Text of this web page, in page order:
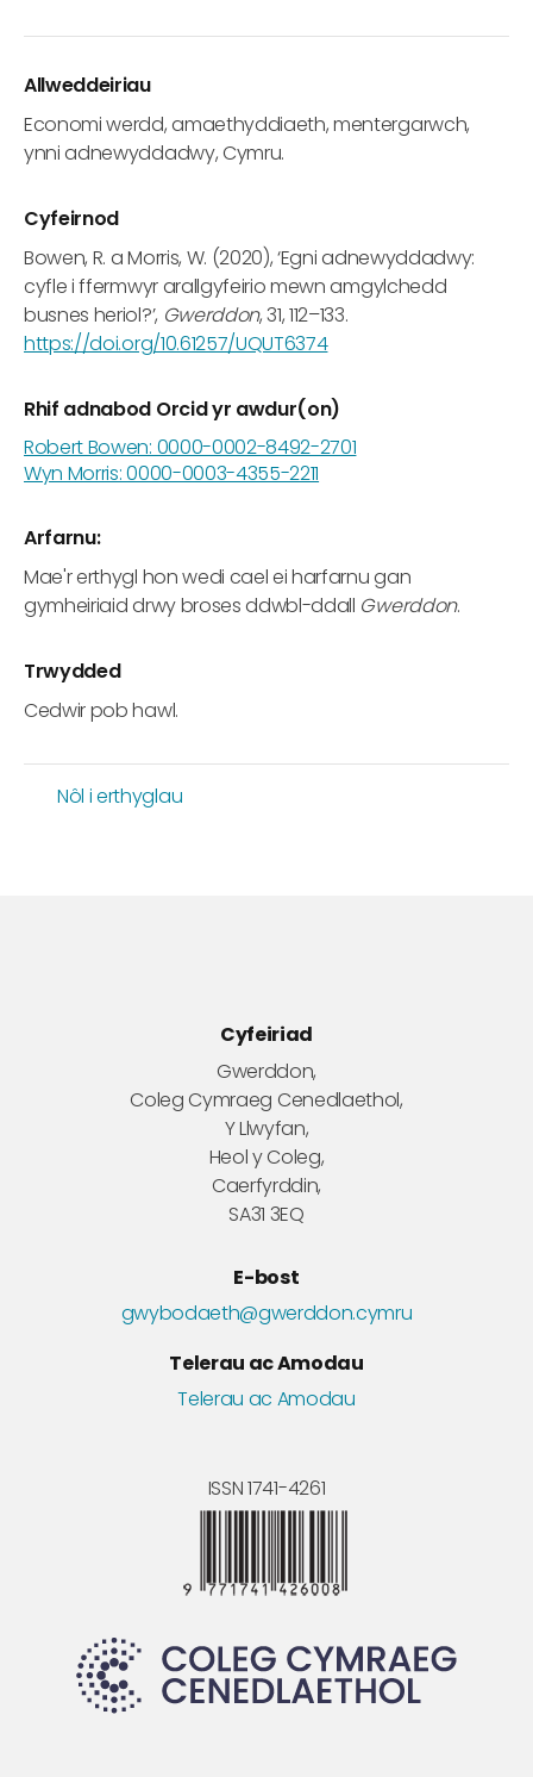
Allweddeiriau
Economi werdd, amaethyddiaeth, mentergarwch,
ynni adnewyddadwy, Cymru.
Cyfeirnod
Bowen, R. a Morris, W. (2020), ‘Egni adnewyddadwy:
cyfle i ffermwyr arallgyfeirio mewn amgylchedd
busnes heriol?’, Gwerddon, 31, 112–133.
https://doi.org/10.61257/UQUT6374
Rhif adnabod Orcid yr awdur(on)
Robert Bowen: 0000-0002-8492-2701
Wyn Morris: 0000-0003-4355-2211
Arfarnu:
Mae'r erthygl hon wedi cael ei harfarnu gan
gymheiriaid drwy broses ddwbl-ddall Gwerddon.
Trwydded
Cedwir pob hawl.
Nôl i erthyglau
Cyfeiriad
Gwerddon,
Coleg Cymraeg Cenedlaethol,
Y Llwyfan,
Heol y Coleg,
Caerfyrddin,
SA31 3EQ
E-bost
gwybodaeth@gwerddon.cymru
Telerau ac Amodau
Telerau ac Amodau
ISSN 1741-4261